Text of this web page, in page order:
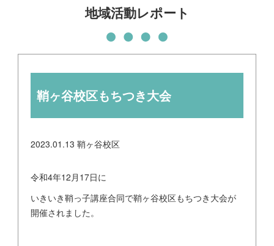
地域活動レポート
鞘ヶ谷校区もちつき大会
2023.01.13 鞘ヶ谷校区
令和4年12月17日に
いきいき鞘っ子講座合同で鞘ヶ谷校区もちつき大会が
開催されました。